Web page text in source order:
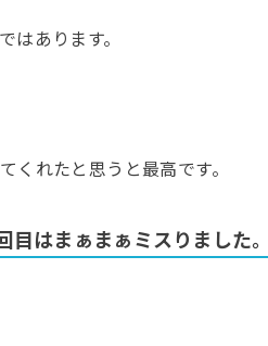
あります。
れたと思うと最高です。
はまぁまぁミスりました。